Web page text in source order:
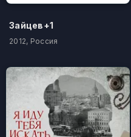
Зайцев+1
2012, Россия